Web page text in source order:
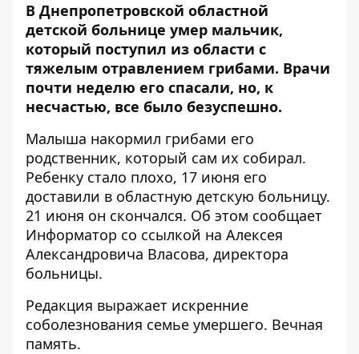
В Днепропетровской областной
детской больнице умер мальчик,
который поступил из области с
тяжелым отравлением грибами. Врачи
почти неделю его спасали, но, к
несчастью, все было безуспешно.
Малыша накормил грибами его
родственник, который сам их собирал.
Ребенку стало плохо, 17 июня его
доставили в областную детскую больницу.
21 июня он скончался. Об этом сообщает
Информатор со ссылкой на Алексея
Александровича Власова, директора
больницы.
Редакция выражает искренние
соболезнования семье умершего. Вечная
память.